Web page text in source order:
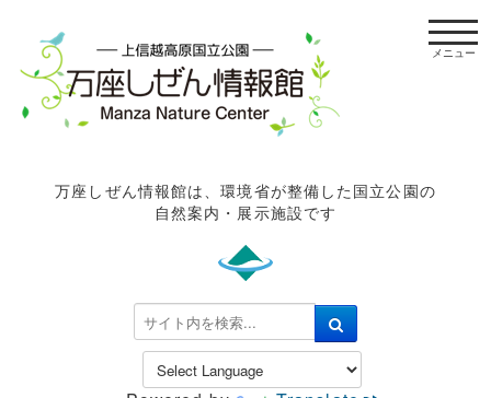
万座しぜん情報館は、環境省が整備した国立公園の
自然案内・展示施設です
検
索
t
o